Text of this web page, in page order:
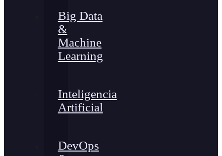
Big Data
&
Machine
Learning
Inteligencia
Artificial
DevOps